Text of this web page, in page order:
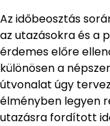
Az időbeosztás
az utazásokra és a
érdemes előre
különösen a
útvonalat úgy
élményben legyen
utazásra fordított